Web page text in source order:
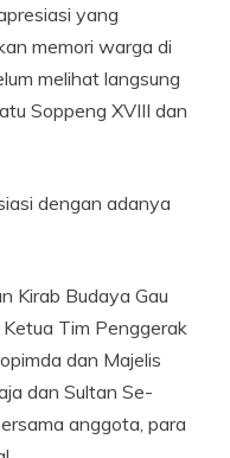
yang
memori warga di
melihat langsung
Soppeng XVIII dan
dengan adanya
Kirab Budaya Gau
Tim Penggerak
dan Majelis
dan Sultan Se-
anggota, para